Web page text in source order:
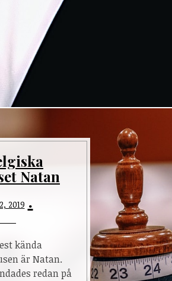
Natan
2019
kända
är Natan.
redan på